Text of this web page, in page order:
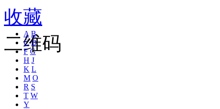
收藏
二维码
A B
C D
F G
H J
K L
M O
R S
T W
Y